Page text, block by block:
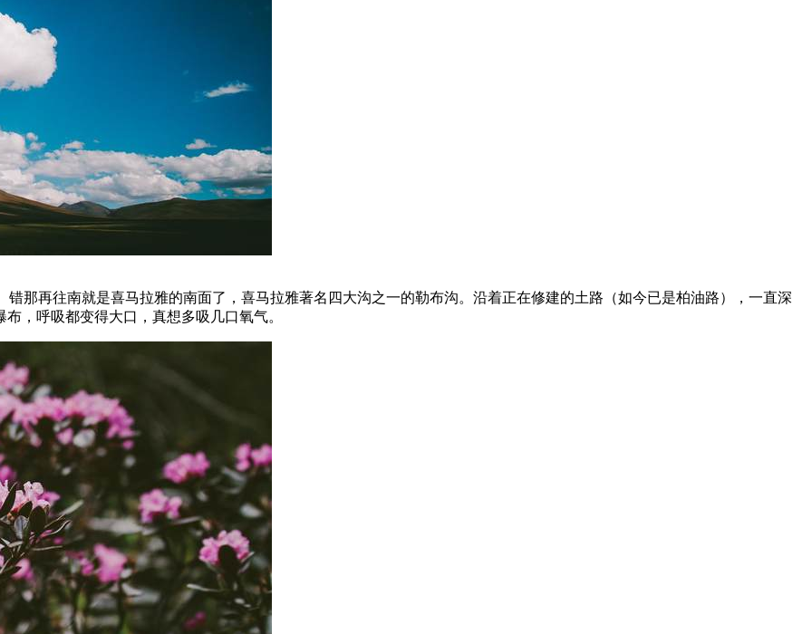
那再往南就是喜马拉雅的南面了，喜马拉雅著名四大沟之一的勒布沟。沿着正在修建的土路（如今已是柏油路），一直深
，呼吸都变得大口，真想多吸几口氧气。